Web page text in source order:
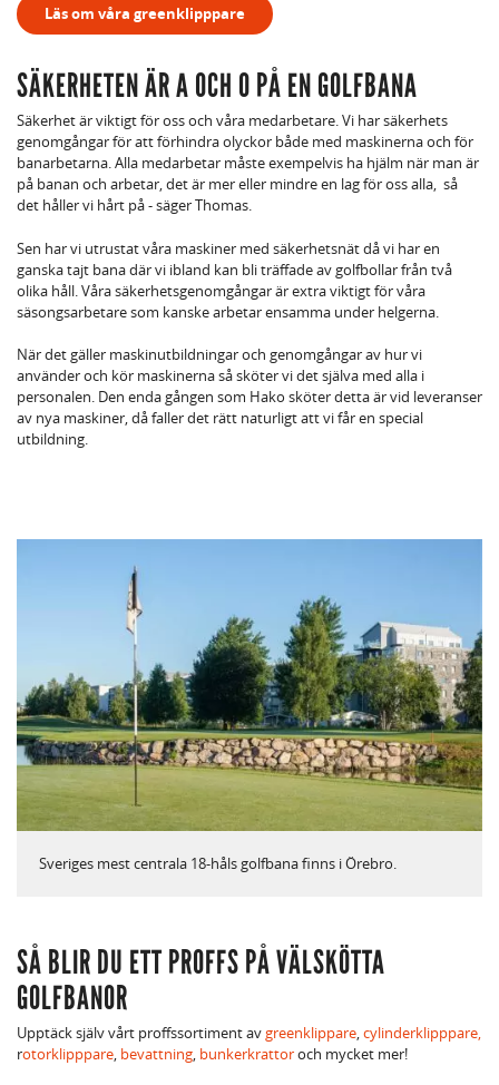
Läs om våra greenklipppare
SÄKERHETEN ÄR A OCH O PÅ EN GOLFBANA
Säkerhet är viktigt för oss och våra medarbetare. Vi har säkerhets
genomgångar för att förhindra olyckor både med maskinerna och för
banarbetarna. Alla medarbetar måste exempelvis ha hjälm när man är
på banan och arbetar, det är mer eller mindre en lag för oss alla, så
det håller vi hårt på - säger Thomas.
Sen har vi utrustat våra maskiner med säkerhetsnät då vi har en
ganska tajt bana där vi ibland kan bli träffade av golfbollar från två
olika håll. Våra säkerhetsgenomgångar är extra viktigt för våra
säsongsarbetare som kanske arbetar ensamma under helgerna.
När det gäller maskinutbildningar och genomgångar av hur vi
använder och kör maskinerna så sköter vi det själva med alla i
personalen. Den enda gången som Hako sköter detta är vid leveranser
av nya maskiner, då faller det rätt naturligt att vi får en special
utbildning.
Sveriges mest centrala 18-håls golfbana finns i Örebro.
SÅ BLIR DU ETT PROFFS PÅ VÄLSKÖTTA
GOLFBANOR
Upptäck själv vårt proffssortiment avgreenklippare,cylinderklipppare,
rotorklipppare, bevattning, bunkerkrattoroch mycket mer!